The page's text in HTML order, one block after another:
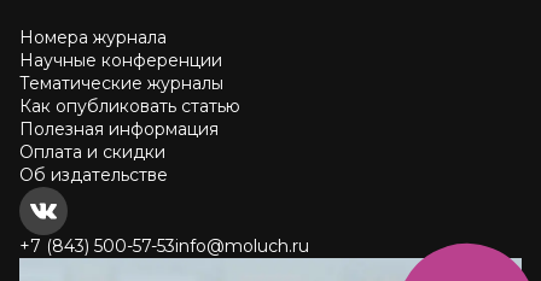
Номера журнала
Научные конференции
Тематические журналы
Как опубликовать статью
Полезная информация
Оплата и скидки
Об издательстве
+7 (843) 500-57-53info@moluch.ru